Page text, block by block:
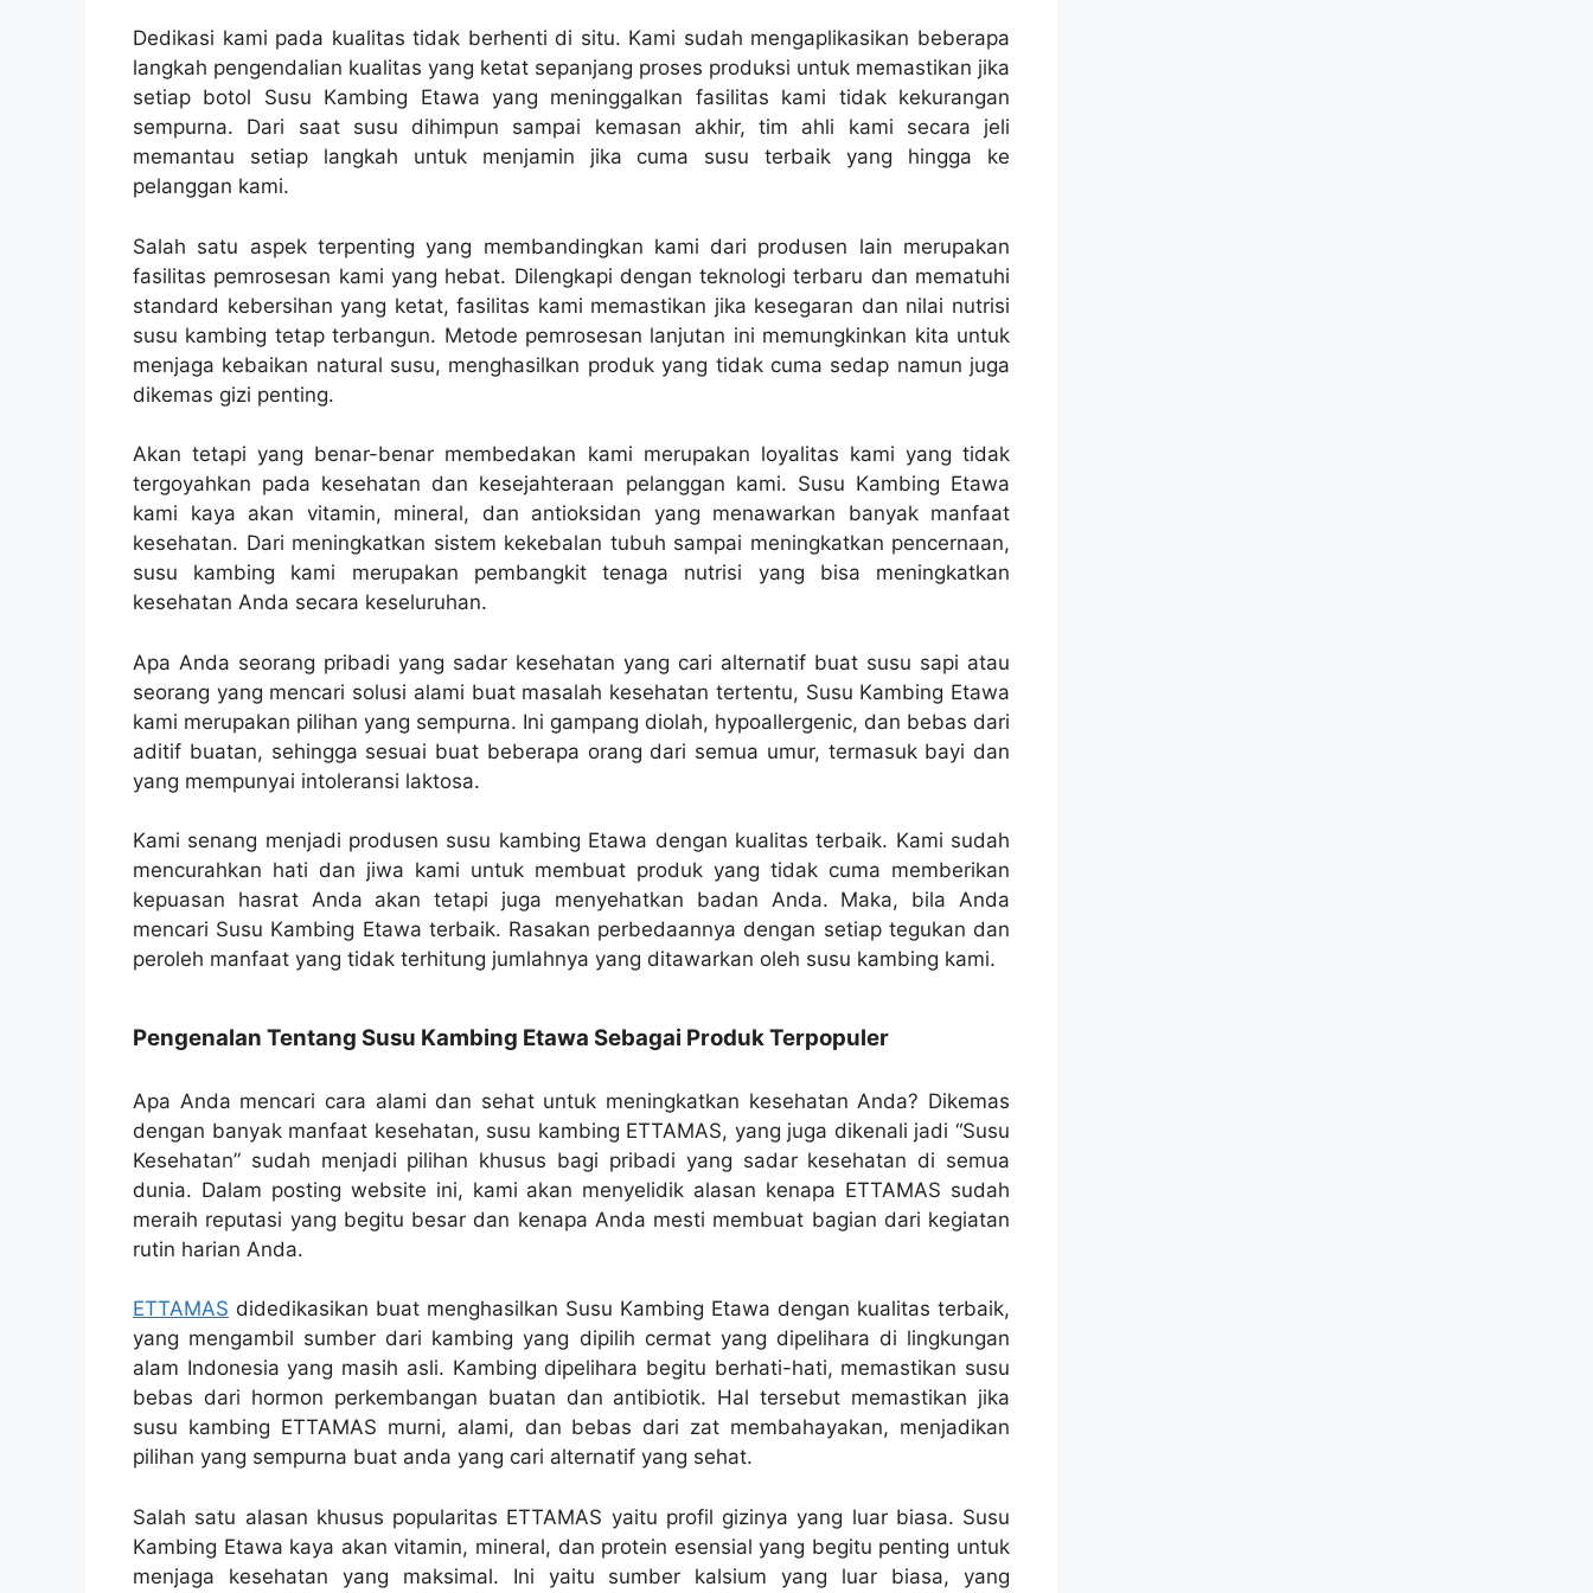
Dedikasi kami pada kualitas tidak berhenti di situ. Kami sudah mengaplikasikan beberapa
langkah pengendalian kualitas yang ketat sepanjang proses produksi untuk memastikan jika
setiap botol Susu Kambing Etawa yang meninggalkan fasilitas kami tidak kekurangan
sempurna. Dari saat susu dihimpun sampai kemasan akhir, tim ahli kami secara jeli
memantau setiap langkah untuk menjamin jika cuma susu terbaik yang hingga ke
pelanggan kami.
Salah satu aspek terpenting yang membandingkan kami dari produsen lain merupakan
fasilitas pemrosesan kami yang hebat. Dilengkapi dengan teknologi terbaru dan mematuhi
standard kebersihan yang ketat, fasilitas kami memastikan jika kesegaran dan nilai nutrisi
susu kambing tetap terbangun. Metode pemrosesan lanjutan ini memungkinkan kita untuk
menjaga kebaikan natural susu, menghasilkan produk yang tidak cuma sedap namun juga
dikemas gizi penting.
Akan tetapi yang benar-benar membedakan kami merupakan loyalitas kami yang tidak
tergoyahkan pada kesehatan dan kesejahteraan pelanggan kami. Susu Kambing Etawa
kami kaya akan vitamin, mineral, dan antioksidan yang menawarkan banyak manfaat
kesehatan. Dari meningkatkan sistem kekebalan tubuh sampai meningkatkan pencernaan,
susu kambing kami merupakan pembangkit tenaga nutrisi yang bisa meningkatkan
kesehatan Anda secara keseluruhan.
Apa Anda seorang pribadi yang sadar kesehatan yang cari alternatif buat susu sapi atau
seorang yang mencari solusi alami buat masalah kesehatan tertentu, Susu Kambing Etawa
kami merupakan pilihan yang sempurna. Ini gampang diolah, hypoallergenic, dan bebas dari
aditif buatan, sehingga sesuai buat beberapa orang dari semua umur, termasuk bayi dan
yang mempunyai intoleransi laktosa.
Kami senang menjadi produsen susu kambing Etawa dengan kualitas terbaik. Kami sudah
mencurahkan hati dan jiwa kami untuk membuat produk yang tidak cuma memberikan
kepuasan hasrat Anda akan tetapi juga menyehatkan badan Anda. Maka, bila Anda
mencari Susu Kambing Etawa terbaik. Rasakan perbedaannya dengan setiap tegukan dan
peroleh manfaat yang tidak terhitung jumlahnya yang ditawarkan oleh susu kambing kami.
Pengenalan Tentang Susu Kambing Etawa Sebagai Produk Terpopuler
Apa Anda mencari cara alami dan sehat untuk meningkatkan kesehatan Anda? Dikemas
dengan banyak manfaat kesehatan, susu kambing ETTAMAS, yang juga dikenali jadi “Susu
Kesehatan” sudah menjadi pilihan khusus bagi pribadi yang sadar kesehatan di semua
dunia. Dalam posting website ini, kami akan menyelidik alasan kenapa ETTAMAS sudah
meraih reputasi yang begitu besar dan kenapa Anda mesti membuat bagian dari kegiatan
rutin harian Anda.
ETTAMAS didedikasikan buat menghasilkan Susu Kambing Etawa dengan kualitas terbaik,
yang mengambil sumber dari kambing yang dipilih cermat yang dipelihara di lingkungan
alam Indonesia yang masih asli. Kambing dipelihara begitu berhati-hati, memastikan susu
bebas dari hormon perkembangan buatan dan antibiotik. Hal tersebut memastikan jika
susu kambing ETTAMAS murni, alami, dan bebas dari zat membahayakan, menjadikan
pilihan yang sempurna buat anda yang cari alternatif yang sehat.
Salah satu alasan khusus popularitas ETTAMAS yaitu profil gizinya yang luar biasa. Susu
Kambing Etawa kaya akan vitamin, mineral, dan protein esensial yang begitu penting untuk
menjaga kesehatan yang maksimal. Ini yaitu sumber kalsium yang luar biasa, yang